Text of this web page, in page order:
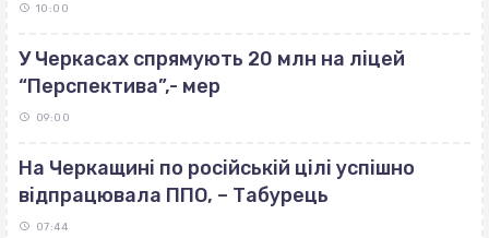
10:00
У Черкасах спрямують 20 млн на ліцей
“Перспектива”,- мер
09:00
На Черкащині по російській цілі успішно
відпрацювала ППО, – Табурець
07:44